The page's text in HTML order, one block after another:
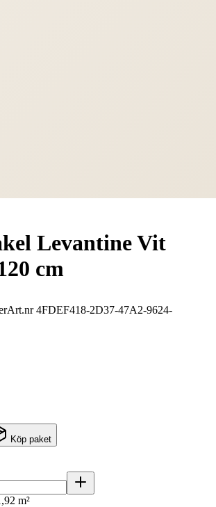
Levantine Vit
cm
Art.nr4FDEF418-2D37-47A2-9624-
Köp paket
m²